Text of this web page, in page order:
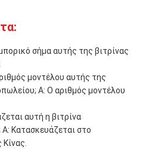
σήμα αυτής της βιτρίνας
μοντέλου αυτής της
Α: Ο αριθμός μοντέλου
αυτή η βιτρίνα
Κατασκευάζεται στο
Κίνας.